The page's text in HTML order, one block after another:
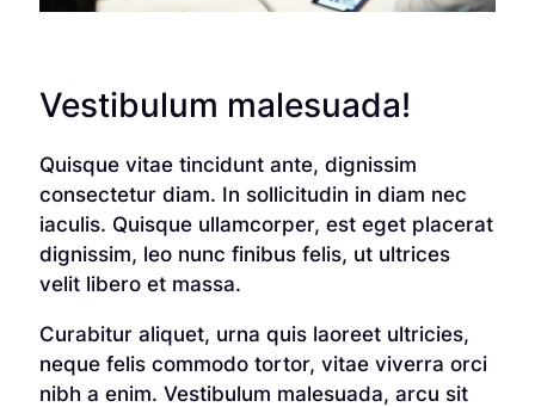
Vestibulum malesuada!
Quisque vitae tincidunt ante, dignissim
consectetur diam. In sollicitudin in diam nec
iaculis. Quisque ullamcorper, est eget placerat
dignissim, leo nunc finibus felis, ut ultrices
velit libero et massa.
Curabitur aliquet, urna quis laoreet ultricies,
neque felis commodo tortor, vitae viverra orci
nibh a enim. Vestibulum malesuada, arcu sit